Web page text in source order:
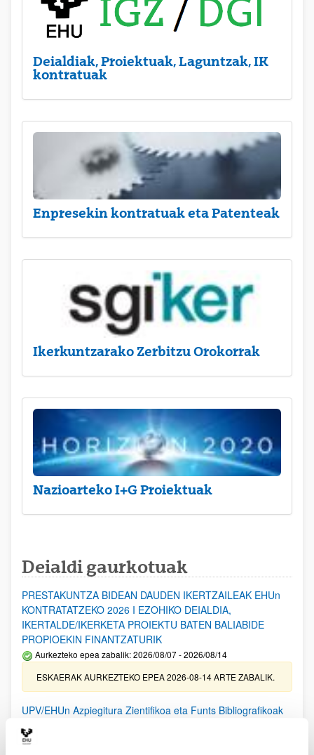
Deialdiak, Proiektuak, Laguntzak, IK
kontratuak
Enpresekin kontratuak eta Patenteak
Ikerkuntzarako Zerbitzu Orokorrak
Nazioarteko I+G Proiektuak
Deialdi gaurkotuak
PRESTAKUNTZA BIDEAN DAUDEN IKERTZAILEAK EHUn
KONTRATATZEKO 2026 I EZOHIKO DEIALDIA,
IKERTALDE/IKERKETA PROIEKTU BATEN BALIABIDE
PROPIOEKIN FINANTZATURIK
Aurkezteko epea zabalik: 2026/08/07 - 2026/08/14
ESKAERAK AURKEZTEKO EPEA 2026-08-14 ARTE ZABALIK.
UPV/EHUn Azpiegitura Zientifikoa eta Funts Bibliografikoak